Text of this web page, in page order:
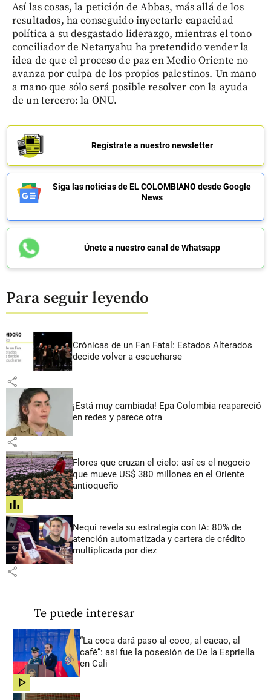
Así las cosas, la petición de Abbas, más allá de los
resultados, ha conseguido inyectarle capacidad
política a su desgastado liderazgo, mientras el tono
conciliador de Netanyahu ha pretendido vender la
idea de que el proceso de paz en Medio Oriente no
avanza por culpa de los propios palestinos. Un mano
a mano que sólo será posible resolver con la ayuda
de un tercero: la ONU.
Regístrate a nuestro newsletter
Siga las noticias de EL COLOMBIANO desde Google
News
Únete a nuestro canal de Whatsapp
Para seguir leyendo
Crónicas de un Fan Fatal: Estados Alterados
decide volver a escucharse
share
¡Está muy cambiada! Epa Colombia reapareció
en redes y parece otra
share
Flores que cruzan el cielo: así es el negocio
que mueve US$ 380 millones en el Oriente
antioqueño
share
Nequi revela su estrategia con IA: 80% de
atención automatizada y cartera de crédito
multiplicada por diez
share
Te puede interesar
“La coca dará paso al coco, al cacao, al
café”: así fue la posesión de De la Espriella
en Cali
share